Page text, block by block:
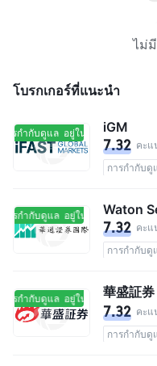
ไม่
โบรกเกอร์ที่แนะนํา
ารกำกับดูแล อยู่ในการกำกับดูแล
iGM
7.32 คะแ
การกำกับดู
ารกำกับดูแล อยู่ในการกำกับดูแล
Waton
7.32 คะแ
การกำกับดู
ารกำกับดูแล อยู่ในการกำกับดูแล
華盛証券
7.32 คะแ
การกำกับดู